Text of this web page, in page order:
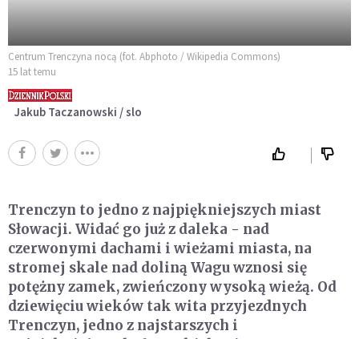
Centrum Trenczyna nocą (fot. Abphoto / Wikipedia Commons)
15 lat temu
Jakub Taczanowski / slo
Trenczyn to jedno z najpiękniejszych miast
Słowacji. Widać go już z daleka - nad
czerwonymi dachami i wieżami miasta, na
stromej skale nad doliną Wagu wznosi się
potężny zamek, zwieńczony wysoką wieżą. Od
dziewięciu wieków tak wita przyjezdnych
Trenczyn, jedno z najstarszych i